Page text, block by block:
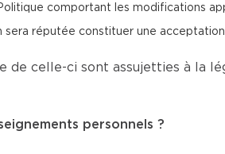
comportant les modifications
réputée constituer une
celle-ci sont assujetties à la
personnels ?